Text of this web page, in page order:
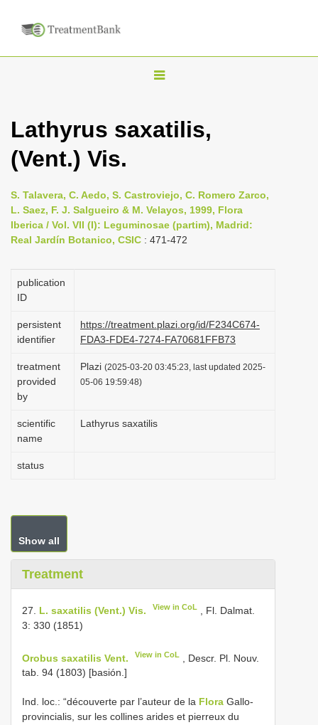
T
g
n
a
v
g
i
n
Lathyrus saxatilis,
(Vent.) Vis.
S. Talavera, C. Aedo, S. Castroviejo, C. Romero Zarco,
L. Saez, F. J. Salgueiro & M. Velayos, 1999, Flora
Iberica / Vol. VII (I): Leguminosae (partim), Madrid:
Real Jardín Botanico, CSIC : 471-472
publication
ID
persistent
identifier
https://treatment.plazi.org/id/F234C674-
FDA3-FDE4-7274-FA70681FFB73
treatment
provided
by
Plazi (2025-03-20 03:45:23, last updated 2025-
05-06 19:59:48)
scientific
name
Lathyrus saxatilis
status
Show all
Treatment
27. L. saxatilis (Vent.) Vis. View in CoL
, Fl. Dalmat.
3: 330 (1851)
Orobus saxatilis Vent. View in CoL
, Descr. Pl. Nouv.
tab. 94 (1803) [basión.]
Ind. loc.: “découverte par l’auteur de la Flora Gallo-
provincialis, sur les collines arides et pierreux du